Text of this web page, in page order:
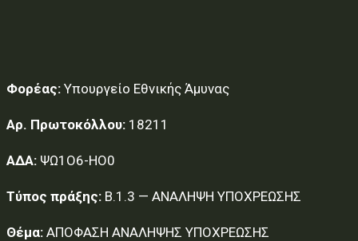
Φορέας: Υπουργείο Εθνικής Άμυνας
Αρ. Πρωτοκόλλου: 18211
ΑΔΑ: ΨΩ1Ο6-ΗΟ0
Τύπος πράξης: Β.1.3 — ΑΝΑΛΗΨΗ ΥΠΟΧΡΕΩΣΗΣ
Θέμα: ΑΠΟΦΑΣΗ ΑΝΑΛΗΨΗΣ ΥΠΟΧΡΕΩΣΗΣ